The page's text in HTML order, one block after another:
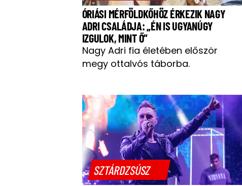
ÓRIÁSI MÉRFÖLDKŐHÖZ ÉRKEZIK NAGY
ADRI CSALÁDJA: „ÉN IS UGYANÚGY
IZGULOK, MINT Ő”
Nagy Adri fia életében először
megy ottalvós táborba.
SZTÁRDZSÚSZ